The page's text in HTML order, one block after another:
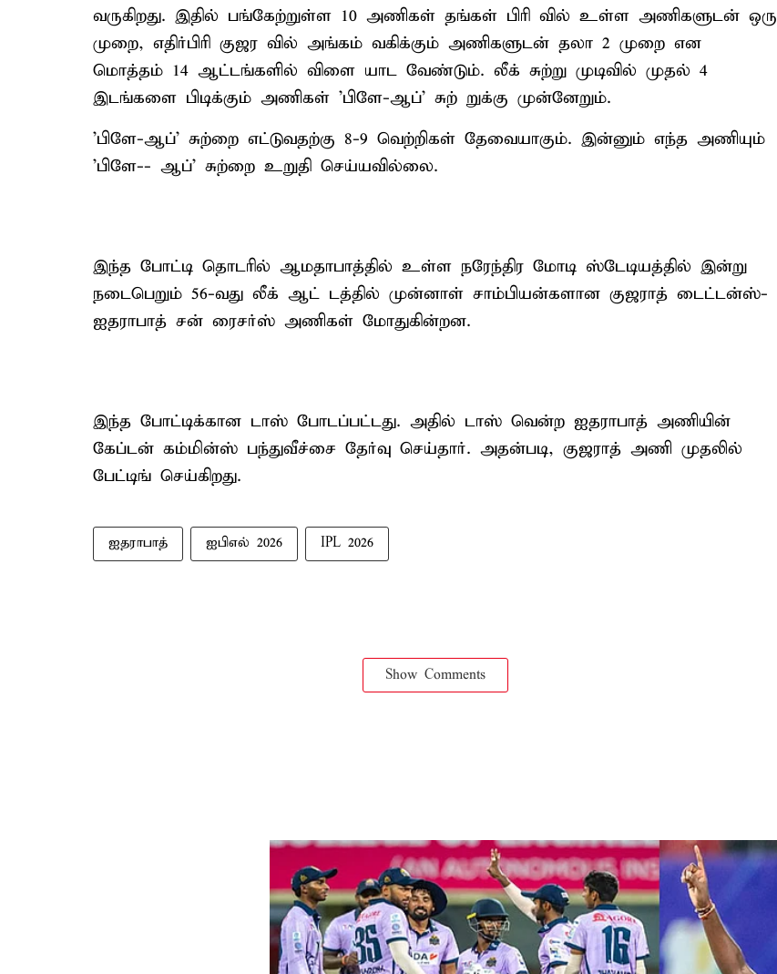
வருகிறது. இதில் பங்கேற்றுள்ள 10 அணிகள் தங்கள் பிரி வில் உள்ள அணிகளுடன் ஒரு
முறை, எதிர்பிரி குஜர வில் அங்கம் வகிக்கும் அணிகளுடன் தலா 2 முறை என
மொத்தம் 14 ஆட்டங்களில் விளை யாட வேண்டும். லீக் சுற்று முடிவில் முதல் 4
இடங்களை பிடிக்கும் அணிகள் 'பிளே-ஆப்' சுற் றுக்கு முன்னேறும்.
'பிளே-ஆப்' சுற்றை எட்டுவதற்கு 8-9 வெற்றிகள் தேவையாகும். இன்னும் எந்த அணியும்
'பிளே-- ஆப்' சுற்றை உறுதி செய்யவில்லை.
இந்த போட்டி தொடரில் ஆமதாபாத்தில் உள்ள நரேந்திர மோடி ஸ்டேடியத்தில் இன்று
நடைபெறும் 56-வது லீக் ஆட் டத்தில் முன்னாள் சாம்பியன்களான குஜராத் டைட்டன்ஸ்-
ஐதராபாத் சன் ரைசர்ஸ் அணிகள் மோதுகின்றன.
இந்த போட்டிக்கான டாஸ் போடப்பட்டது. அதில் டாஸ் வென்ற ஐதராபாத் அணியின்
கேப்டன் கம்மின்ஸ் பந்துவீச்சை தேர்வு செய்தார். அதன்படி, குஜராத் அணி முதலில்
பேட்டிங் செய்கிறது.
ஐதராபாத் ஐபிஎல் 2026 IPL 2026
Show Comments